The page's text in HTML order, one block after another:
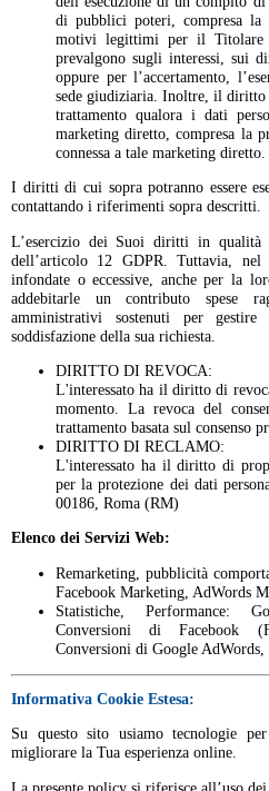
di pubblici poteri, compresa la
motivi legittimi per il Titolare
prevalgono sugli interessi, sui
oppure per l’accertamento,
sede giudiziaria. Inoltre, il diritto
trattamento qualora i dati
marketing diretto, compresa la
connessa a tale marketing diretto.
I diritti di cui sopra potranno essere
contattando i riferimenti sopra descritti.
L’esercizio dei Suoi diritti in qualità
dell’articolo 12 GDPR. Tuttavia, nel
infondate o eccessive, anche per la
addebitarle un contributo spese
amministrativi sostenuti per
soddisfazione della sua richiesta.
DIRITTO DI REVOCA:
L'interessato ha il diritto di
momento. La revoca del
trattamento basata sul consenso
DIRITTO DI RECLAMO:
L'interessato ha il diritto di
per la protezione dei dati
00186, Roma (RM)
Elenco dei Servizi Web:
Remarketing, pubblicità
Facebook Marketing, AdWords
Statistiche, Performance:
Conversioni di Facebook
Conversioni di Google AdWords,
Informativa Cookie Estesa:
Su questo sito usiamo tecnologie
migliorare la Tua esperienza online.